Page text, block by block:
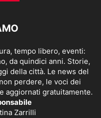
tempo libero, eventi:
da quindici anni. Storie,
della città. Le news del
perdere, le voci dei
aggiornati gratuitamente.
Zarrilli